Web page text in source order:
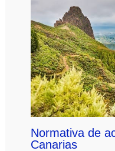
Normativa de
Canarias